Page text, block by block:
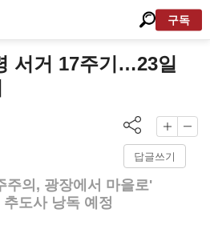
구독
서거 17주기…23일
답글쓰기
주의, 광장에서 마을로'
도사 낭독 예정